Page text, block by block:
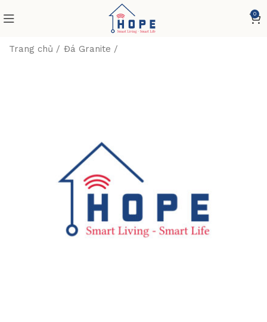
0
Trang chủ Đá Granite